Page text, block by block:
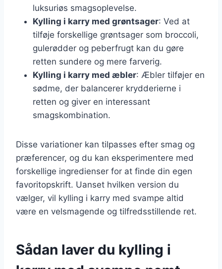
luksuriøs smagsoplevelse.
Kylling i karry med grøntsager: Ved at
tilføje forskellige grøntsager som broccoli,
gulerødder og peberfrugt kan du gøre
retten sundere og mere farverig.
Kylling i karry med æbler: Æbler tilføjer en
sødme, der balancerer krydderierne i
retten og giver en interessant
smagskombination.
Disse variationer kan tilpasses efter smag og
præferencer, og du kan eksperimentere med
forskellige ingredienser for at finde din egen
favoritopskrift. Uanset hvilken version du
vælger, vil kylling i karry med svampe altid
være en velsmagende og tilfredsstillende ret.
Sådan laver du kylling i